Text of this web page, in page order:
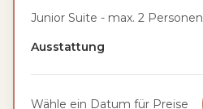
Junior Suite - max. 2 Personen
Ausstattung
Wähle ein Datum für Preise